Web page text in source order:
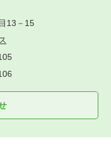
13－15